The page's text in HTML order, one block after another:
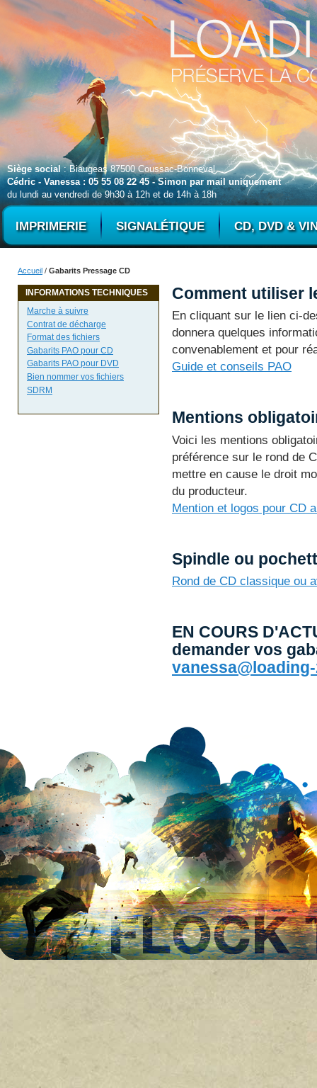
Siège social: Biaugeas 87500 Coussac-Bonneval
Cédric - Vanessa : 05 55 08 22 45 - Simon par mail uniquement
du lundi au vendredi de 9h30 à 12h et de 14h à 18h
IMPRIMERIE SIGNALÉTIQUE CD, DVD &
Accueil / Gabarits Pressage CD
INFORMATIONS TECHNIQUES
Marche à suivre
Contrat de décharge
Format des fichiers
Gabarits PAO pour CD
Gabarits PAO pour DVD
Bien nommer vos fichiers
SDRM
Comment utiliser
En cliquant sur le lien ci-
donnera quelques
convenablement et pour
Guide et conseils PAO
Mentions
Voici les mentions
préférence sur le rond de
mettre en cause le droit
du producteur.
Mention et logos pour CD
Spindle ou
Rond de CD classique ou
EN COURS
demander vos